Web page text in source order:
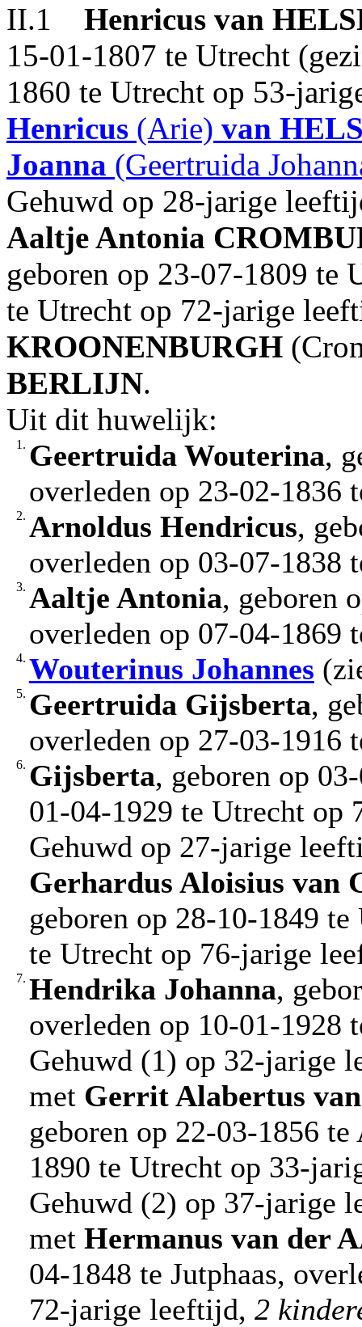
II.1 Henricus van
15-01-1807 te Utrecht
1860 te Utrecht op 53-
Henricus (Arie) van
Joanna (Geertruida
Gehuwd op 28-jarige
Aaltje Antonia
geboren op 23-07-1809 te
te Utrecht op 72-jarige
KROONENBURGH
BERLIJN.
Uit dit huwelijk:
1. Geertruida Wouterina,
overleden op 23-02-1836
2. Arnoldus Hendricus,
overleden op 03-07-1838
3. Aaltje Antonia, geboren
overleden op 07-04-
4. Wouterinus Johannes
5. Geertruida Gijsberta,
overleden op 27-03-
6. Gijsberta, geboren op
01-04-1929 te Utrecht op
Gehuwd op 27-jarige
Gerhardus Aloisius van
geboren op 28-10-1849
te Utrecht op 76-jarige
7. Hendrika Johanna,
overleden op 10-01-
Gehuwd (1) op 32-jarige
met Gerrit Alabertus
geboren op 22-03-1856
1890 te Utrecht op 33-
Gehuwd (2) op 37-jarige
met Hermanus van der
04-1848 te Jutphaas,
72-jarige leeftijd, 2